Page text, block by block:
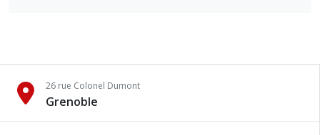
26 rue Colonel Dumont
Grenoble